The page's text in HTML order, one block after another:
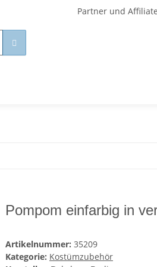
Partner und Affiliate
Pompom einfarbig in
Artikelnummer: 35209
Kategorie: Kostümzubehör